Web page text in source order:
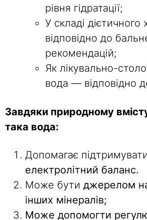
рівня гідратації;
У складі дієтичного
відповідно до
рекомендацій;
Як лікувально-
вода — відповідно
Завдяки природному
така вода:
Допомагає
електролітний баланс.
Може бути джерелом
інших мінералів;
Може допомогти